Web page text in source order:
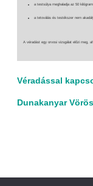
a testsúlya meghaladja az 50
a tetoválás és testékszer nem
A véradást egy orvosi vizsgálat előzi meg,
Véradással
Dunakanyar